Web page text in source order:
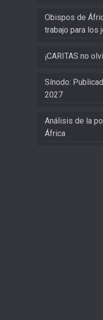
Obispos de
trabajo para los
¡CARITAS no
Sínodo:
2027
Análisis de la
África